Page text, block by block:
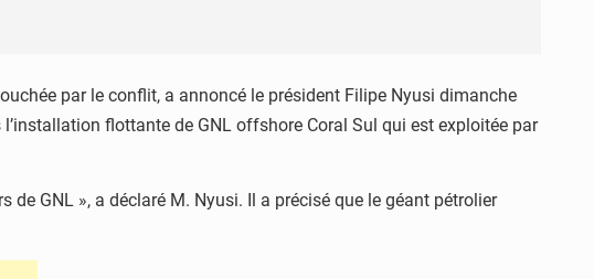
par le conflit, a annoncé le président Filipe Nyusi dimanche
flottante de GNL offshore Coral Sul qui est exploitée par
de GNL », a déclaré M. Nyusi. Il a précisé que le géant pétrolier